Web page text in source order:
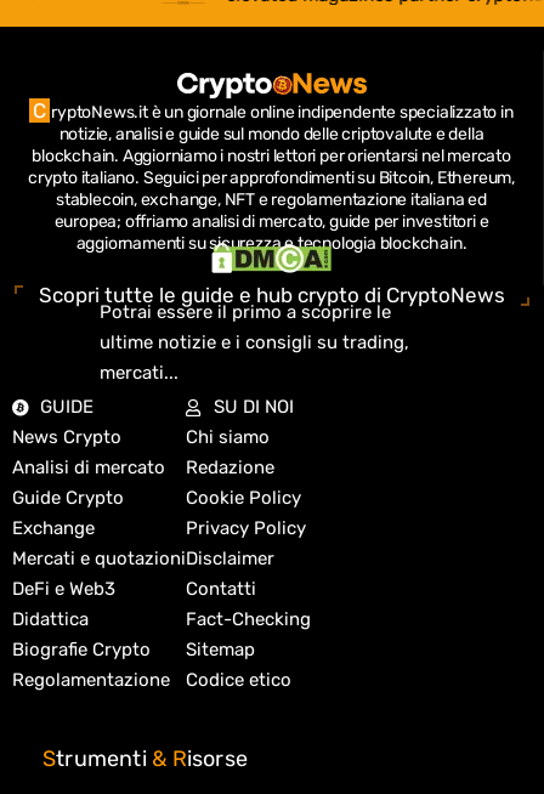
C ryptoNews.it è un giornale online indipendente specializzato in
notizie, analisi e guide sul mondo delle criptovalute e della
blockchain. Aggiorniamo i nostri lettori per orientarsi nel mercato
crypto italiano. Seguici per approfondimenti su Bitcoin, Ethereum,
stablecoin, exchange, NFT e regolamentazione italiana ed
europea; offriamo analisi di mercato, guide per investitori e
aggiornamenti su sicurezza e tecnologia blockchain.
Scopri tutte le guide e hub crypto di CryptoNews
Potrai essere il primo a scoprire le
ultime notizie e i consigli su trading,
mercati...
GUIDE
News Crypto
Analisi di mercato
Guide Crypto
Exchange
Mercati e quotazioni
DeFi e Web3
Didattica
Biografie Crypto
Regolamentazione
SU DI NOI
Chi siamo
Redazione
Cookie Policy
Privacy Policy
Disclaimer
Contatti
Fact-Checking
Sitemap
Codice etico
Strumenti & Risorse